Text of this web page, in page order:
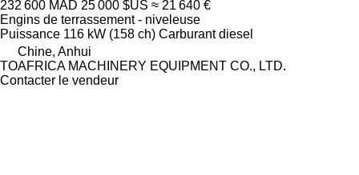
232 600 MAD 25 000 $US ≈ 21 640 €
Engins de terrassement - niveleuse
Puissance 116 kW (158 ch) Carburant diesel
Chine, Anhui
TOAFRICA MACHINERY EQUIPMENT CO., LTD.
Contacter le vendeur